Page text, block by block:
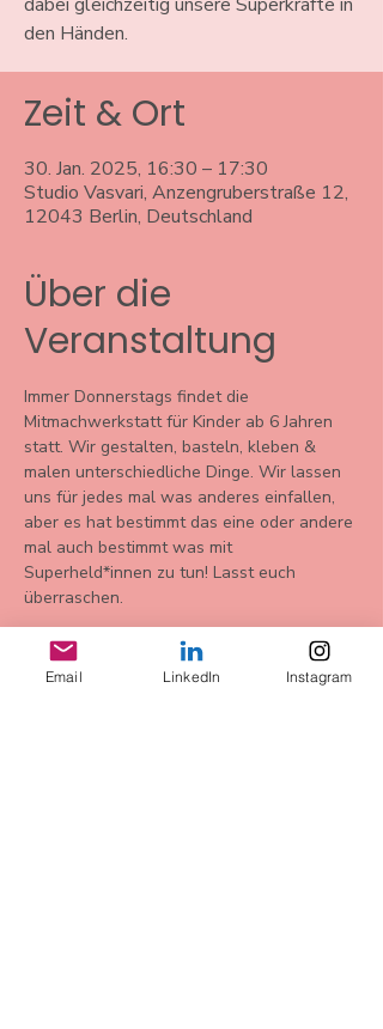
den Händen.
Zeit & Ort
30. Jan. 2025, 16:30 – 17:30
Studio Vasvari, Anzengruberstraße 12,
12043 Berlin, Deutschland
Über die
Veranstaltung
Immer Donnerstags findet die
Mitmachwerkstatt für Kinder ab 6 Jahren
statt. Wir gestalten, basteln, kleben &
malen unterschiedliche Dinge. Wir lassen
uns für jedes mal was anderes einfallen,
aber es hat bestimmt das eine oder andere
mal auch bestimmt was mit
Superheld*innen zu tun! Lasst euch
überraschen.
Email LinkedIn Instagram